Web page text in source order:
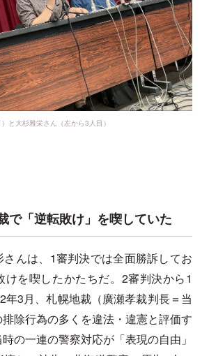
と大杉雅栄さん（左から3人目）
で「逆転敗け」を喫していた
んは、1審判決では全面勝訴してお
けを喫したかたちだ。2審判決から1
年3月、札幌地裁（廣瀬孝裁判長＝当
除行為の多くを違法・違憲と評価す
の一連の警察対応が「表現の自由」